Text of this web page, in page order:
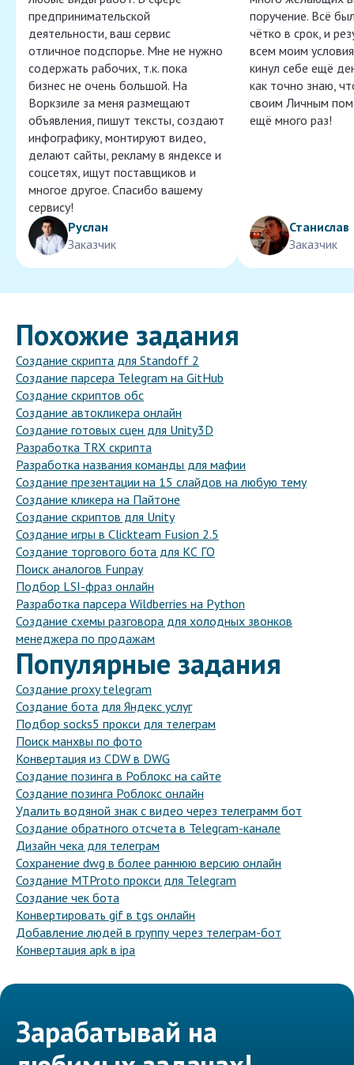
предпринимательской
деятельности, ваш сервис
отличное подспорье. Мне не нужно
содержать рабочих, т.к. пока
бизнес не очень большой. На
Воркзиле за меня размещают
объявления, пишут тексты, создают
инфографику, монтируют видео,
делают сайты, рекламу в яндексе и
соцсетях, ищут поставщиков и
многое другое. Спасибо вашему
сервису!
Руслан
Заказчик
поручение. Всё
чётко в срок, и
всем моим
кинул себе ещё
как точно знаю,
своим Личным
ещё много раз!
Станислав
Заказчик
Похожие задания
Создание скрипта для Standoff 2
Создание парсера Telegram на GitHub
Создание скриптов обс
Создание автокликера онлайн
Создание готовых сцен для Unity3D
Разработка TRX скрипта
Разработка названия команды для мафии
Создание презентации на 15 слайдов на любую тему
Создание кликера на Пайтоне
Создание скриптов для Unity
Создание игры в Clickteam Fusion 2.5
Создание торгового бота для КС ГО
Поиск аналогов Funpay
Подбор LSI-фраз онлайн
Разработка парсера Wildberries на Python
Создание схемы разговора для холодных звонков
менеджера по продажам
Популярные задания
Создание proxy telegram
Создание бота для Яндекс услуг
Подбор socks5 прокси для телеграм
Поиск манхвы по фото
Конвертация из CDW в DWG
Создание позинга в Роблокс на сайте
Создание позинга Роблокс онлайн
Удалить водяной знак с видео через телеграмм бот
Создание обратного отсчета в Telegram-канале
Дизайн чека для телеграм
Сохранение dwg в более раннюю версию онлайн
Создание MTProto прокси для Telegram
Создание чек бота
Конвертировать gif в tgs онлайн
Добавление людей в группу через телеграм-бот
Конвертация apk в ipa
Зарабатывай на